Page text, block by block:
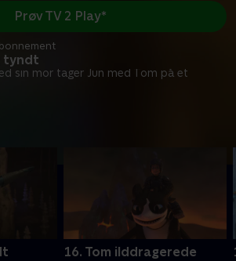
tyndt
sin mor tager Jun med Tom på et
Prøv TV 2 Play*
16. Tom ilddragerede